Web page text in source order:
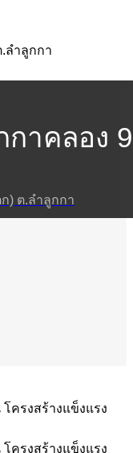
ลำลูกกา
กาคลอง 9
งแข็งแร
) ต.ลำลูกกา